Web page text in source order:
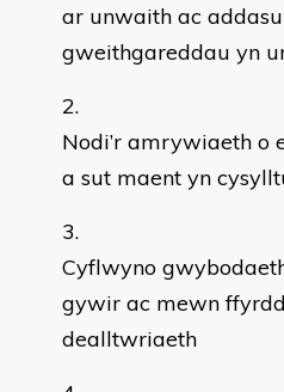
ar unwaith ac
gweithgareddau yn
Nodi’r amrywiaeth o
a sut maent yn
Cyflwyno
gywir ac mewn
dealltwriaeth